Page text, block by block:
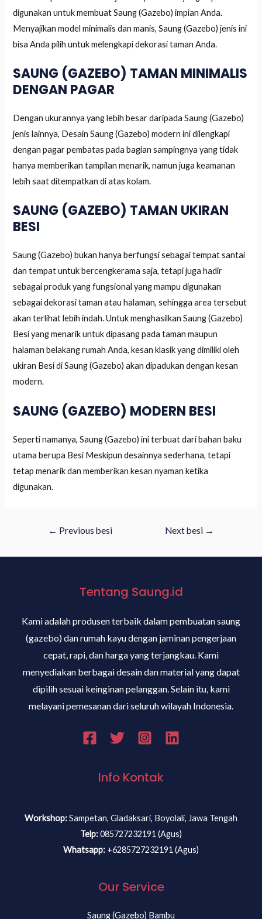
digunakan untuk membuat Saung (Gazebo) impian Anda.
Menyajikan model minimalis dan manis, Saung (Gazebo) jenis ini
bisa Anda pilih untuk melengkapi dekorasi taman Anda.
SAUNG (GAZEBO) TAMAN MINIMALIS
DENGAN PAGAR
Dengan ukurannya yang lebih besar daripada Saung (Gazebo)
jenis lainnya, Desain Saung (Gazebo) modern ini dilengkapi
dengan pagar pembatas pada bagian sampingnya yang tidak
hanya memberikan tampilan menarik, namun juga keamanan
lebih saat ditempatkan di atas kolam.
SAUNG (GAZEBO) TAMAN UKIRAN
BESI
Saung (Gazebo) bukan hanya berfungsi sebagai tempat santai
dan tempat untuk bercengkerama saja, tetapi juga hadir
sebagai produk yang fungsional yang mampu digunakan
sebagai dekorasi taman atau halaman, sehingga area tersebut
akan terlihat lebih indah. Untuk menghasilkan Saung (Gazebo)
Besi yang menarik untuk dipasang pada taman maupun
halaman belakang rumah Anda, kesan klasik yang dimiliki oleh
ukiran Besi di Saung (Gazebo) akan dipadukan dengan kesan
modern.
SAUNG (GAZEBO) MODERN BESI
Seperti namanya, Saung (Gazebo) ini terbuat dari bahan baku
utama berupa Besi Meskipun desainnya sederhana, tetapi
tetap menarik dan memberikan kesan nyaman ketika
digunakan.
← Previous besi Next besi →
Tentang Saung.id
Kami adalah produsen terbaik dalam pembuatan saung
(gazebo) dan rumah kayu dengan jaminan pengerjaan
cepat, rapi, dan harga yang terjangkau. Kami
menyediakan berbagai desain dan material yang dapat
dipilih sesuai keinginan pelanggan. Selain itu, kami
melayani pemesanan dari seluruh wilayah Indonesia.
Info Kontak
Workshop:Sampetan, Gladaksari, Boyolali, Jawa Tengah
Telp:085727232191 (Agus)
Whatsapp: +6285727232191 (Agus)
Our Service
Saung (Gazebo) Bambu